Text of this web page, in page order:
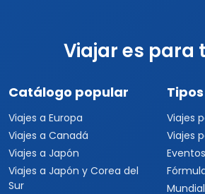
Viajar es para
Catálogo popular
Viajes a Europa
Viajes a Canadá
Viajes a Japón
Viajes a Japón y Corea del
Sur
Viajes
Viajes